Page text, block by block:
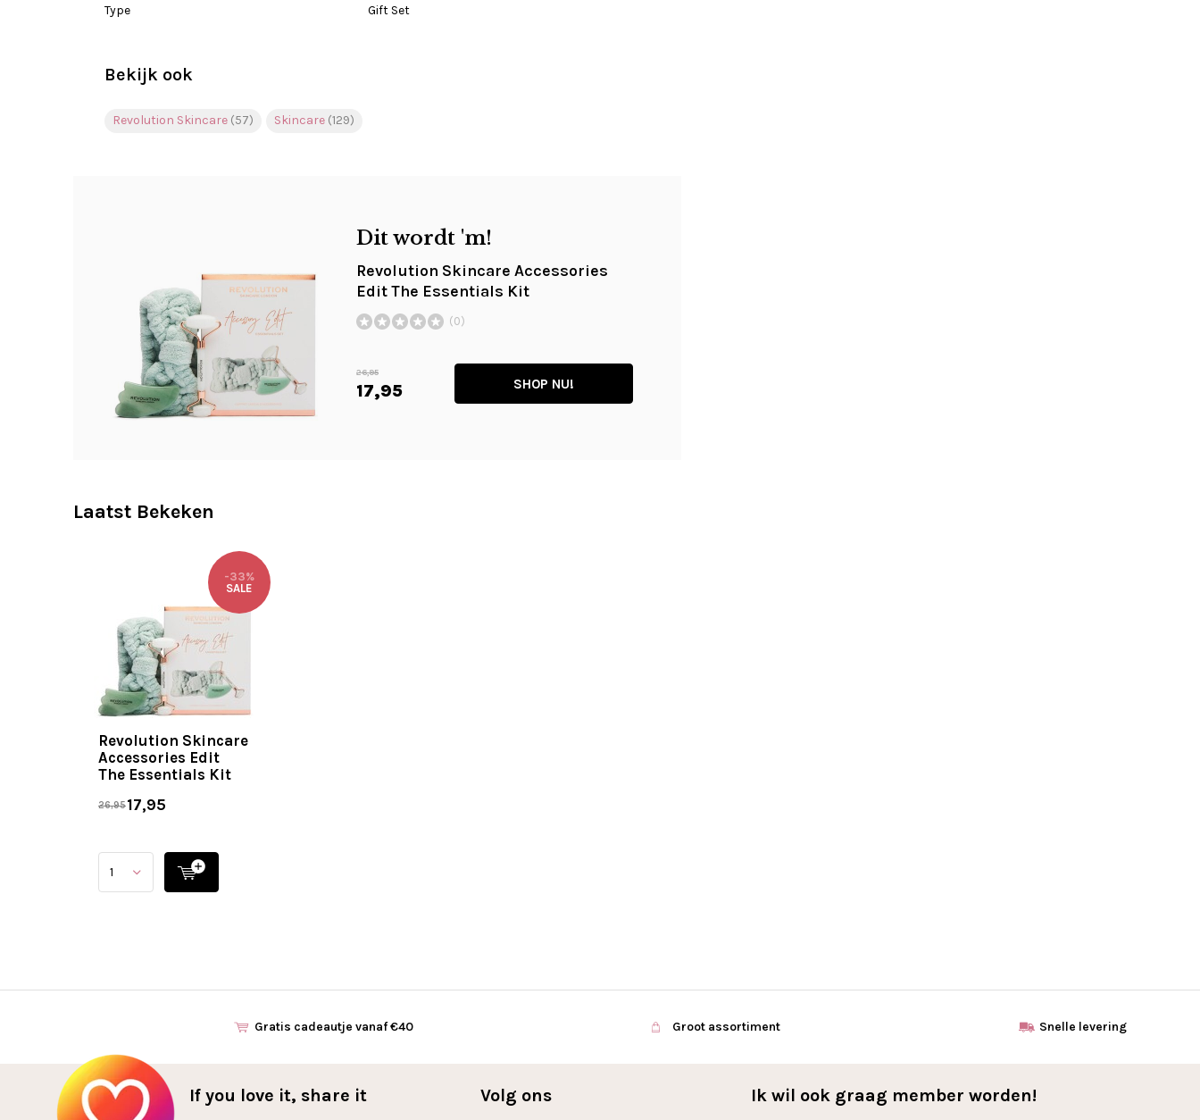
Type Gift Set
Bekijk ook
Revolution Skincare (57) Skincare (129)
Dit wordt 'm!
Revolution Skincare Accessories
Edit The Essentials Kit
(0)
26,95
17,95 SHOP NU!
Laatst Bekeken
Revolution Skincare
Accessories Edit
The Essentials Kit
-33%
SALE
26,9517,95
Gratis cadeautje vanaf €40 Groot assortiment Snelle levering
If you love it, share it Volg ons Ik wil ook graag member worden!